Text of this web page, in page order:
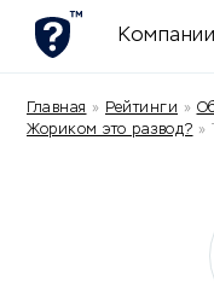
Компании
Главная » Рейтинги »
Жориком это развод? »